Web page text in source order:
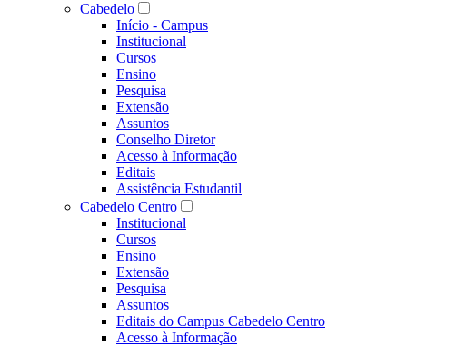
Cabedelo
Início - Campus
Institucional
Cursos
Ensino
Pesquisa
Extensão
Assuntos
Conselho Diretor
Acesso à Informação
Editais
Assistência Estudantil
Cabedelo Centro
Institucional
Cursos
Ensino
Extensão
Pesquisa
Assuntos
Editais do Campus Cabedelo Centro
Acesso à Informação